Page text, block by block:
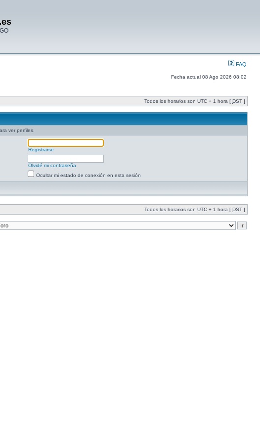
FAQ
Fecha actual 08 Ago 2026 08:02
Todos los horarios son UTC + 1 hora [ DST ]
ver perfiles.
Registrarse
Olvidé mi contraseña
Ocultar mi estado de conexión en esta sesión
Todos los horarios son UTC + 1 hora [ DST ]